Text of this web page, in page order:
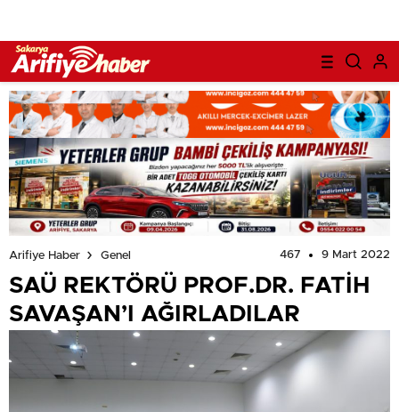
Arifiye Haber Genel 467 9 Mart 2022
SAÜ REKTÖRÜ PROF.DR. FATİH
SAVAŞAN’I AĞIRLADILAR